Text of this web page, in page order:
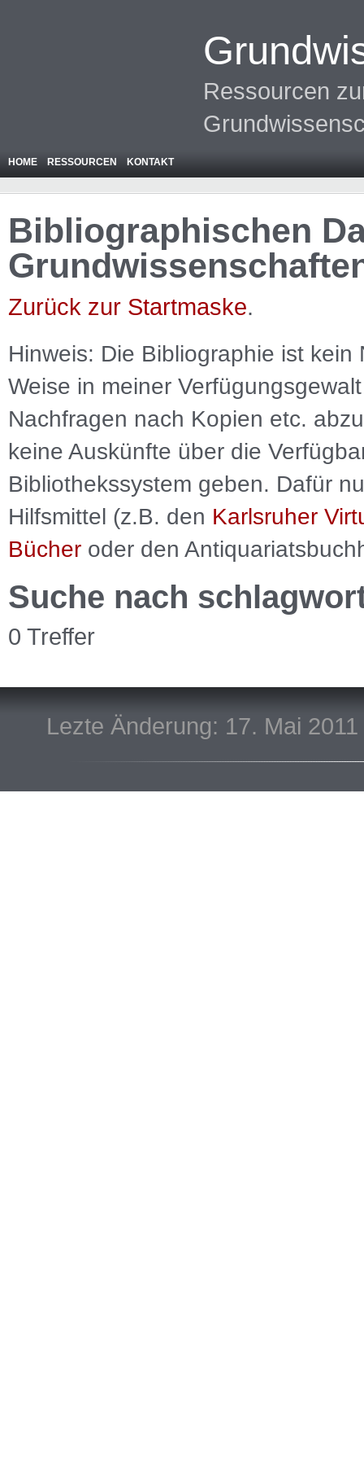
Ressourcen
HOME RESSOURCEN KONTAKT
Bibliographischen
Zurück zur Startmaske.
Hinweis: Die Bibliographie ist kein
Weise in meiner
Nachfragen nach Kopien etc.
keine Auskünfte über die
Bibliothekssystem geben. Dafür
Hilfsmittel (z.B. den Karlsruher
Bücher oder den
Suche nach
0 Treffer
Lezte Änderung: 17. Mai